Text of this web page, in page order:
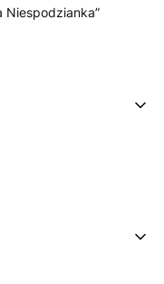
Niespodzianka”